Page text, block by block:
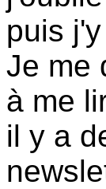
puis
Je me
à me
il y a